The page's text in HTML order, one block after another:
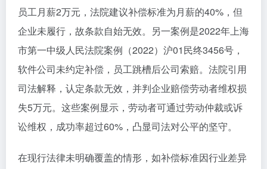
员工月薪2万元，法院建议补偿标准为月薪的40%，但
企业未履行，故条款自始无效。另一案例是2022年上海
市第一中级人民法院案例（2022）沪01民终3456号，
软件公司未约定补偿，员工跳槽后公司索赔。法院引用
司法解释，认定条款无效，并判企业赔偿劳动者维权损
失5万元。这些案例显示，劳动者可通过劳动仲裁或诉
讼维权，成功率超过60%，凸显司法对公平的坚守。
在现行法律未明确覆盖的情形，如补偿标准因行业差异